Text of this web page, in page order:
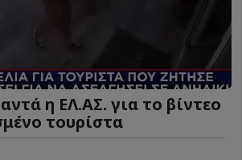
η ΕΛ.ΑΣ. για το βίντεο
τουρίστα